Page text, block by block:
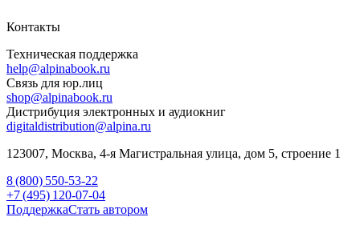
Контакты
Техническая поддержка
help@alpinabook.ru
Связь для юр.лиц
shop@alpinabook.ru
Дистрибуция электронных и аудиокниг
digitaldistribution@alpina.ru
123007, Москва, 4-я Магистральная улица, дом 5, строение 1
8 (800) 550-53-22
+7 (495) 120-07-04
ПоддержкаСтать автором